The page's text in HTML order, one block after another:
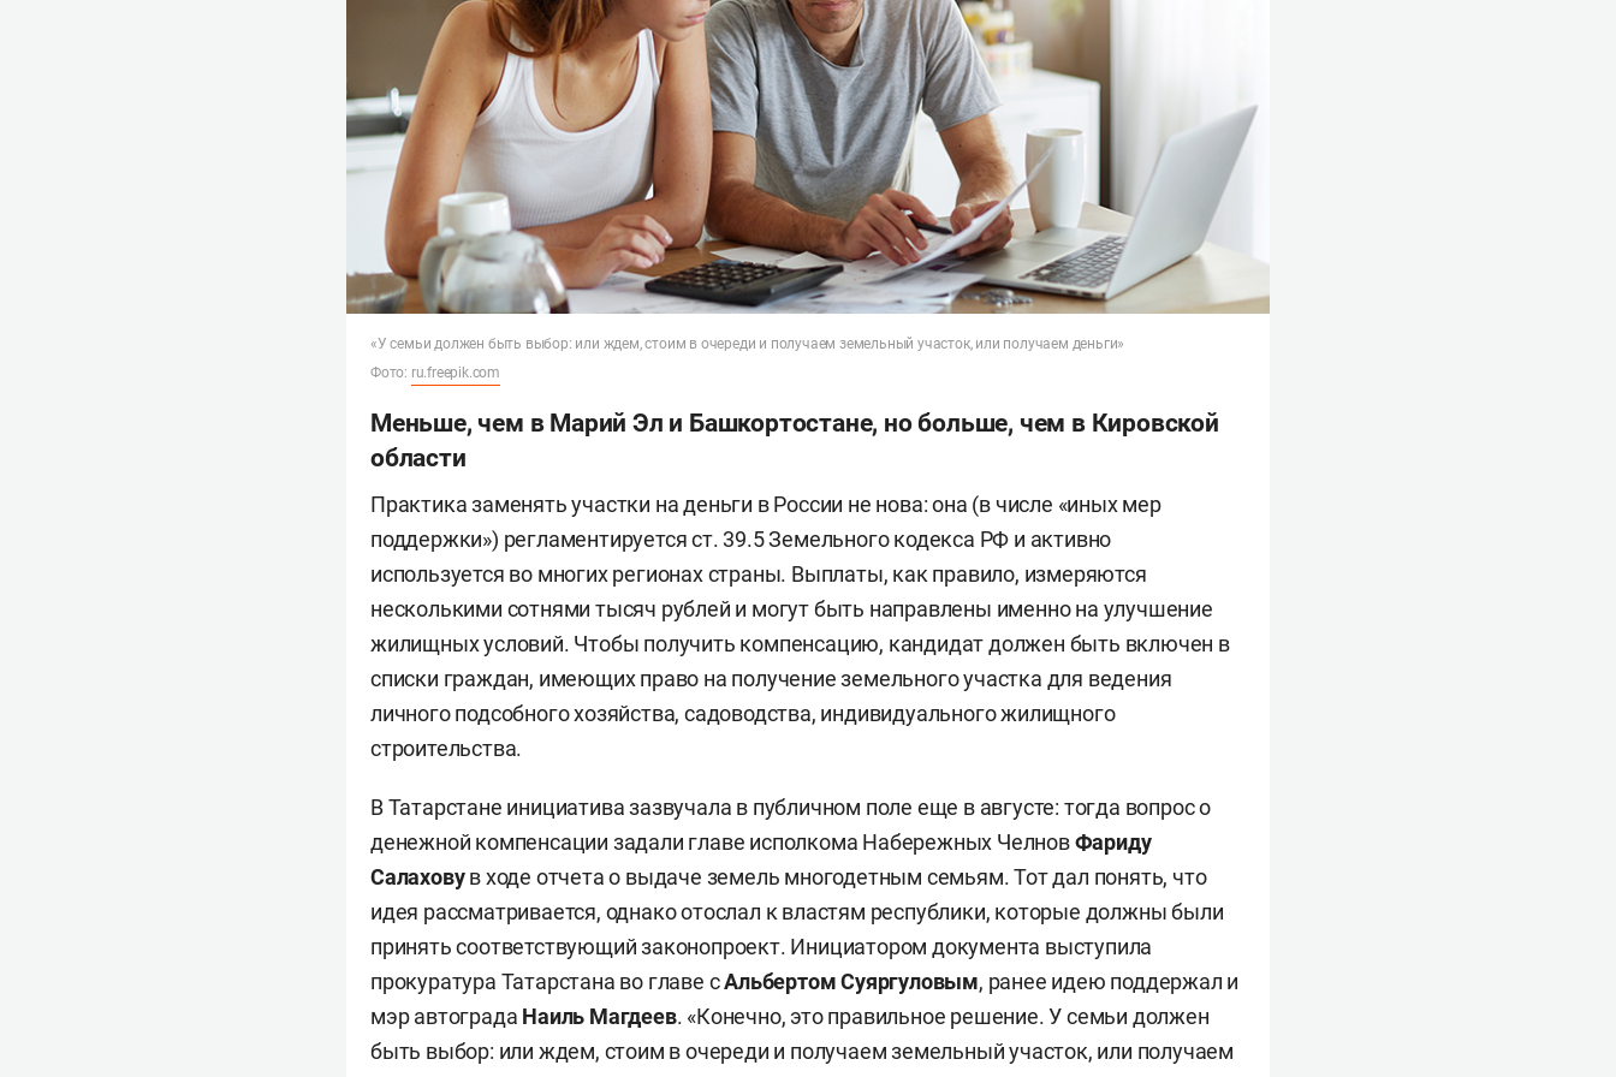
«У семьи должен быть выбор: или ждем, стоим в очереди и получаем земельный участок, или получаем деньги»
Фото: ru.freepik.com
Меньше, чем в Марий Эл и Башкортостане, но больше, чем в Кировской
области
Практика заменять участки на деньги в России не нова: она (в числе «иных мер
поддержки») регламентируется ст. 39.5 Земельного кодекса РФ и активно
используется во многих регионах страны. Выплаты, как правило, измеряются
несколькими сотнями тысяч рублей и могут быть направлены именно на улучшение
жилищных условий. Чтобы получить компенсацию, кандидат должен быть включен в
списки граждан, имеющих право на получение земельного участка для ведения
личного подсобного хозяйства, садоводства, индивидуального жилищного
строительства.
В Татарстане инициатива зазвучала в публичном поле еще в августе: тогда вопрос о
денежной компенсации задали главе исполкома Набережных ЧелновФариду
Салаховув ходе отчета о выдаче земель многодетным семьям. Тот дал понять, что
идея рассматривается, однако отослал к властям республики, которые должны были
принять соответствующий законопроект. Инициатором документа выступила
прокуратура Татарстана во главе сАльбертом Суяргуловым, ранее идею поддержал и
мэр автограда Наиль Магдеев. «Конечно, это правильное решение. У семьи должен
быть выбор: или ждем, стоим в очереди и получаем земельный участок, или получаем